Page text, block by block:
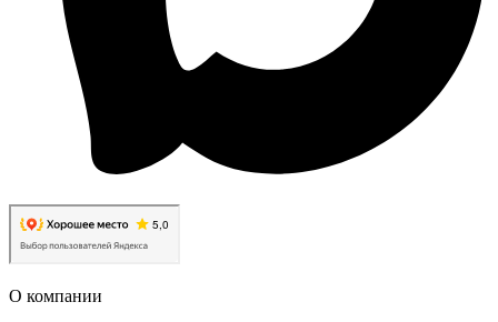
О компании